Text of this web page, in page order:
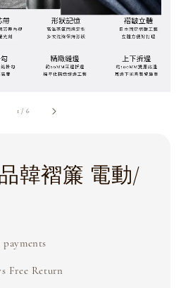
1 / 6
韓褶簾 電動/
Free Return